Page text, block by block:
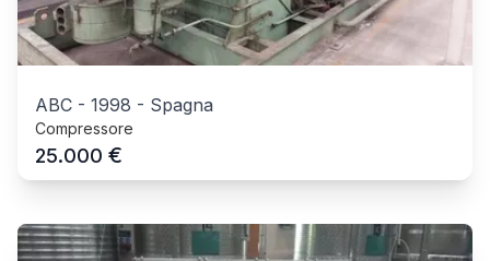
ABC - 1998 - Spagna
Compressore
25.000 €